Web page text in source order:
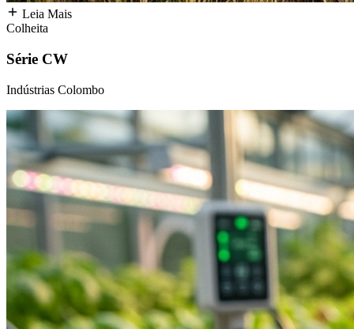
Leia Mais
Colheita
Série CW
Indústrias Colombo